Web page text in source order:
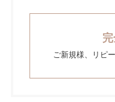
ご新規様、リピ